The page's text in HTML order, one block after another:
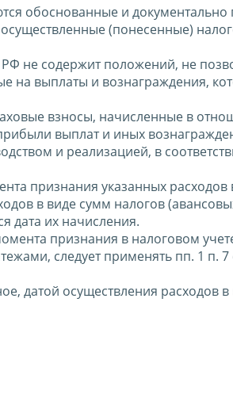
обоснованные и документально
(понесенные)
не содержит положений, не
на выплаты и вознаграждения,
взносы, начисленные в
выплат и иных
и реализацией, в
признания указанных
в виде сумм налогов
дата их начисления.
признания в налоговом
следует применять пп. 1 п.
датой осуществления расходов